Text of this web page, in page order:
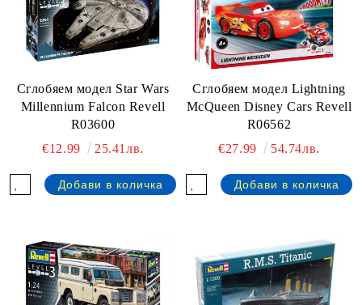
Сглобяем модел Star Wars
Millennium Falcon Revell
R03600
€12.99
25.41лв.
Сглобяем модел Lightning
McQueen Disney Cars Revell
R06562
€27.99
54.74лв.